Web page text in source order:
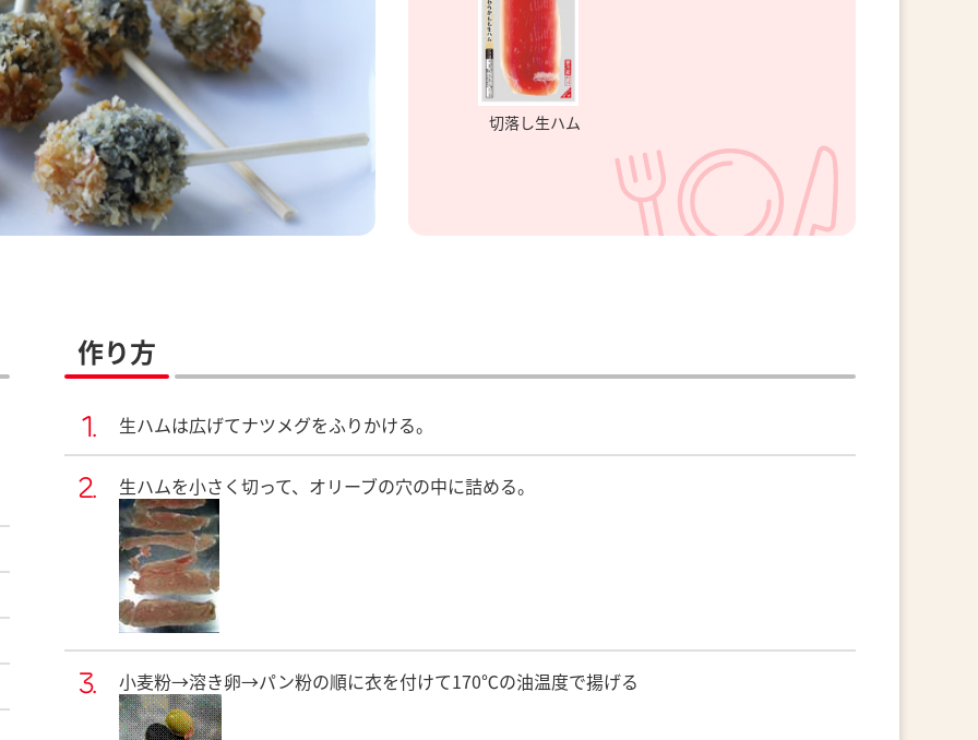
切落し生ハム
作り方
生ハムは広げてナツメグをふりかける。
生ハムを小さく切って、オリーブの穴の中に詰める。
小麦粉→溶き卵→パン粉の順に衣を付けて170℃の油温度で揚げる